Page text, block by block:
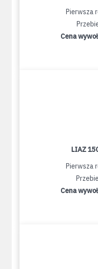
Pierwsza
Cena
LIAZ
Pierwsza
Cena